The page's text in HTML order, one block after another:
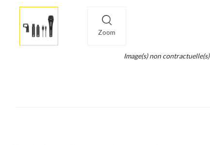
Zoom
More
Image(s) non contractuelle(s)